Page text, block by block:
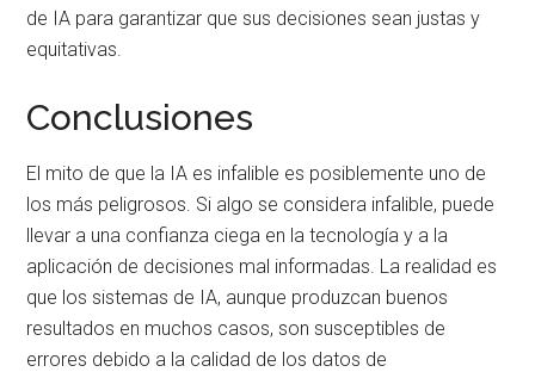
de IA para garantizar que sus decisiones sean justas y
equitativas.
Conclusiones
El mito de que la IA es infalible es posiblemente uno de
los más peligrosos. Si algo se considera infalible, puede
llevar a una confianza ciega en la tecnología y a la
aplicación de decisiones mal informadas. La realidad es
que los sistemas de IA, aunque produzcan buenos
resultados en muchos casos, son susceptibles de
errores debido a la calidad de los datos de